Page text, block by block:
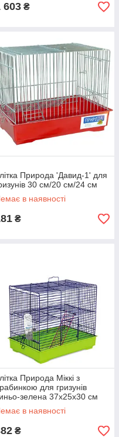
603 ₴
Природа 'Давид-1' для
30 см/20 см/24 см
в наявності
₴
Природа Міккі з
для гризунів
зелена 37х25х30 см
в наявності
₴